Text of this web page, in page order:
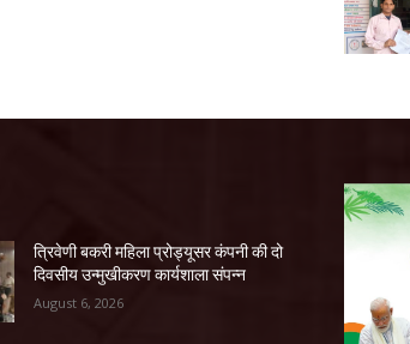
त्रिवेणी बकरी महिला प्रोड्यूसर कंपनी की दो
दिवसीय उन्मुखीकरण कार्यशाला संपन्न
August 6, 2026